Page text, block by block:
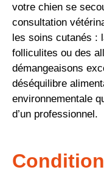
votre chien se
consultation
les soins cutanés :
folliculites ou des
démangeaisons
déséquilibre
environnementale
d’un professionnel.